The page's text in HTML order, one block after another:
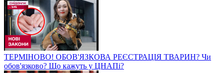
ТЕРМІНОВО! ОБОВ'ЯЗКОВА РЕЄСТРАЦІЯ ТВАРИН? Чи
обов'язково? Що кажуть у ЦНАПі?